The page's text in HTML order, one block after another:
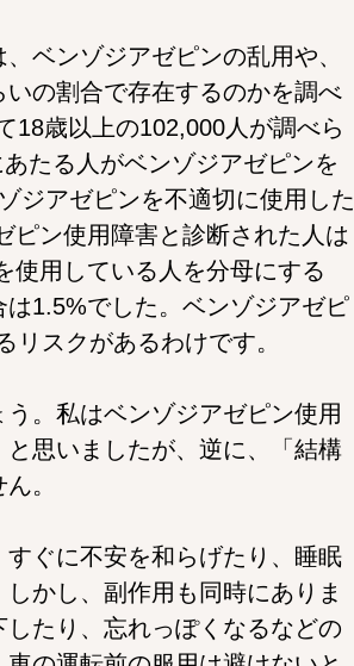
ベンゾジアゼピンの乱用や、
の割合で存在するのかを調べ
18歳以上の102,000人が調べら
たる人がベンゾジアゼピンを
ジアゼピンを不適切に使用した
ピン使用障害と診断された人は
使用している人を分母にする
1.5%でした。ベンゾジアゼピ
リスクがあるわけです。
。私はベンゾジアゼピン使用
思いましたが、逆に、「結構
。
ぐに不安を和らげたり、睡眠
かし、副作用も同時にありま
たり、忘れっぽくなるなどの